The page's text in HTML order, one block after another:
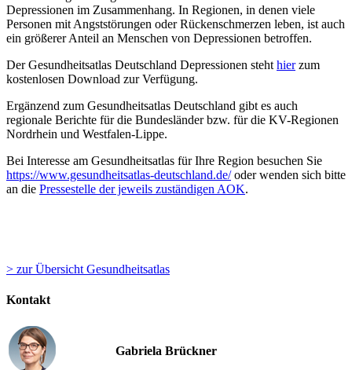
Depressionen im Zusammenhang. In Regionen, in denen viele
Personen mit Angststörungen oder Rückenschmerzen leben, ist auch
ein größerer Anteil an Menschen von Depressionen betroffen.
Der Gesundheitsatlas Deutschland Depressionen steht hierzum
kostenlosen Download zur Verfügung.
Ergänzend zum Gesundheitsatlas Deutschland gibt es auch
regionale Berichte für die Bundesländer bzw. für die KV-Regionen
Nordrhein und Westfalen-Lippe.
Bei Interesse am Gesundheitsatlas für Ihre Region besuchen Sie
https://www.gesundheitsatlas-deutschland.de/oder wenden sich bitte
an die Pressestelle der jeweils zuständigen AOK.
> zur Übersicht Gesundheitsatlas
Kontakt
Gabriela Brückner